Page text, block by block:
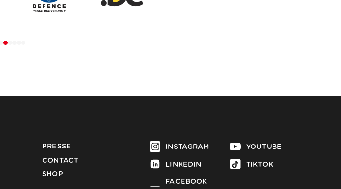
PRESSE
CONTACT
SHOP
INSTAGRAM
LINKEDIN
FACEBOOK
YOUTUBE
TIKTOK